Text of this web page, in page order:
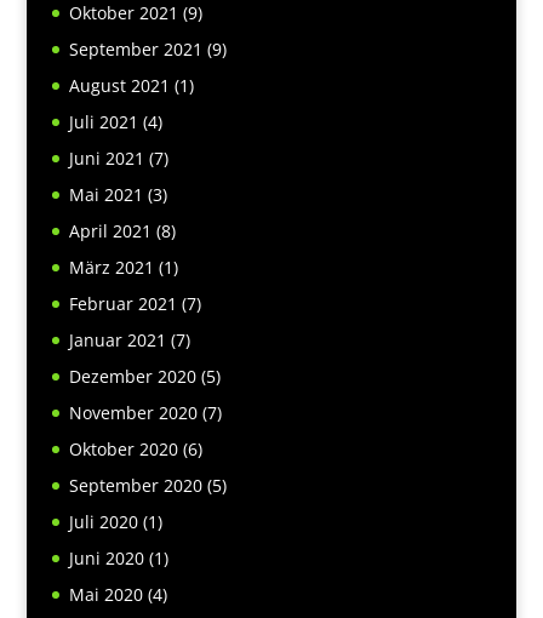
Oktober 2021 (9)
September 2021 (9)
August 2021 (1)
Juli 2021 (4)
Juni 2021 (7)
Mai 2021 (3)
April 2021 (8)
März 2021 (1)
Februar 2021 (7)
Januar 2021 (7)
Dezember 2020(5)
November 2020(7)
Oktober 2020(6)
September 2020(5)
Juli 2020(1)
Juni 2020(1)
Mai 2020(4)